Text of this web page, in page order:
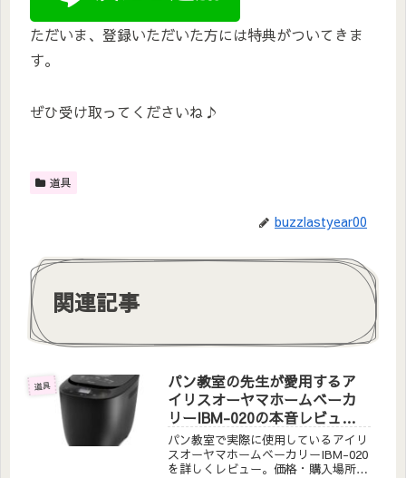
ただいま、登録いただいた方には特典がついてきま
す。
ぜひ受け取ってくださいね♪
道具
buzzlastyear00
関連記事
道具
パン教室の先生が愛用するア
イリスオーヤマホームベーカ
リーIBM-020の本音レビュー
｜初心者でもバゲット・カン
パーニュが作れる理由
パン教室で実際に使用しているアイリ
スオーヤマホームベーカリーIBM-020
を詳しくレビュー。価格・購入場所・